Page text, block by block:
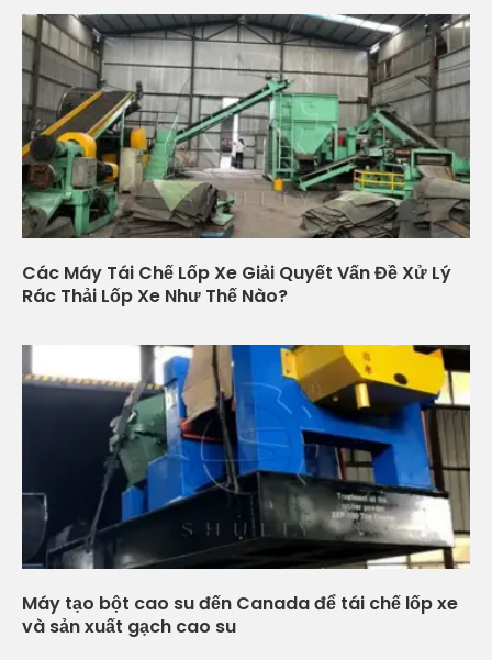
Các Máy Tái Chế Lốp Xe Giải Quyết Vấn Đề Xử Lý
Rác Thải Lốp Xe Như Thế Nào?
Máy tạo bột cao su đến Canada để tái chế lốp xe
và sản xuất gạch cao su